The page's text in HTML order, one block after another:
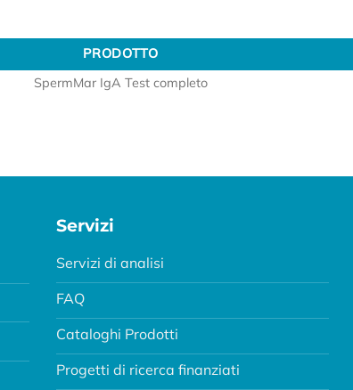
PRODOTTO
PRODOTTO
SpermMar IgA Test completo
Servizi
Servizi di analisi
FAQ
Cataloghi Prodotti
Progetti di ricerca finanziati